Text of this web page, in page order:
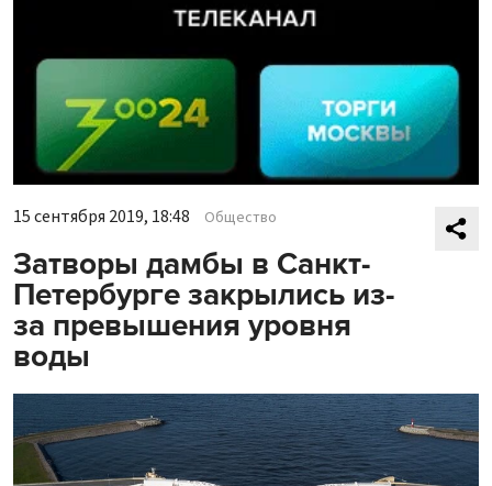
15 сентября 2019, 18:48 Общество
Затворы дамбы в Санкт-
Петербурге закрылись из-
за превышения уровня
воды